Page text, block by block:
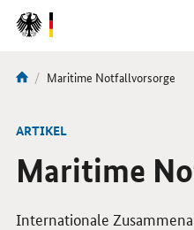
DirektZu:
Navigation
Sie
hier:
Aktuelle
Maritime Notfallvorsorge
ARTIKEL
Maritime
Internationale